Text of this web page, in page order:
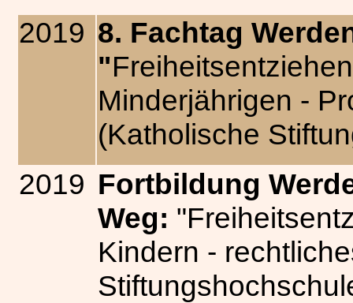
2019 8. Fachtag
"
Minderjährigen -
(Katholische
2019 Fortbildung
Weg:
Kindern -